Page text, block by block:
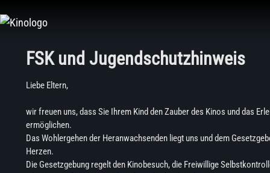
FSK und Jugendschutzhinweis
Liebe Eltern,
wir freuen uns, dass Sie Ihrem Kind den Zauber des Kinos und das
ermöglichen.
Das Wohlergehen der Heranwachsenden liegt uns und dem
Herzen.
Die Gesetzgebung regelt den Kinobesuch, die Freiwillige